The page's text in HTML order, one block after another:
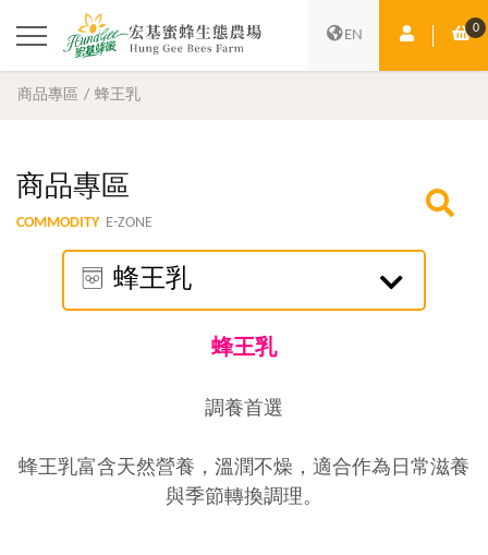
EN 會員中心0
購
商品專區 蜂王乳
商品專區
COMMODITY E-ZONE
蜂王乳
蜂王乳
調養首選
蜂王乳富含天然營養，溫潤不燥，適合作為日常滋養
與季節轉換調理。